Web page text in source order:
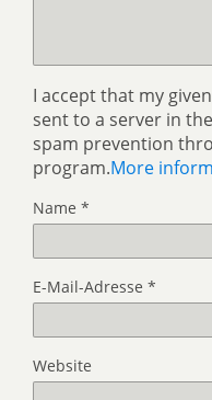
I accept that my
sent to a server in
spam prevention
program.More
Name *
E-Mail-Adresse *
Website